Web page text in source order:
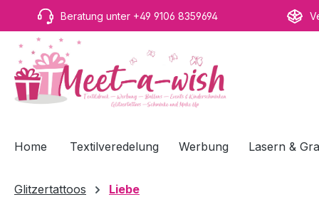
Hauptinhalt springen
Zur Suche springen
Zur Hauptnavigation springen
Beratung unter +49 9106 8359694
Home Textilveredelung Werbung Lasern &
Glitzertattoos Liebe